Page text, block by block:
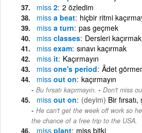
miss 2 2 özledim
miss a beat hiçbir ritmi
miss a turn pas geçmek
miss classes Dersleri
miss exam sınavı kaçırmak
miss it Kaçırmayın
miss one's period Âdet
miss out on kaçırmayın
Bu fırsatı kaçırmayın. - Don't miss
miss out on (deyim) Bir
He can't get the week off work so
the chance of a free trip to the USA.
miss plant miss bitki